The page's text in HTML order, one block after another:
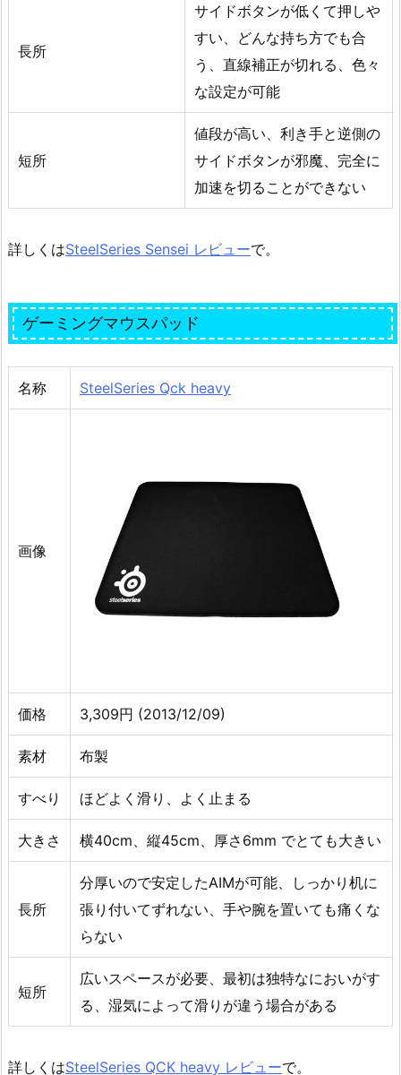
長所
サイドボタンが低くて押しや
すい、どんな持ち方でも合
う、直線補正が切れる、色々
な設定が可能
短所
値段が高い、利き手と逆側の
サイドボタンが邪魔、完全に
加速を切ることができない
詳しくはSteelSeries Sensei レビューで。
ゲーミングマウスパッド
名称 SteelSeries Qck heavy
画像
価格 3,309円 (2013/12/09)
素材 布製
すべり ほどよく滑り、よく止まる
大きさ 横40cm、縦45cm、厚さ6mm でとても大きい
長所
分厚いので安定したAIMが可能、しっかり机に
張り付いてずれない、手や腕を置いても痛くな
らない
短所
広いスペースが必要、最初は独特なにおいがす
る、湿気によって滑りが違う場合がある
詳しくはSteelSeries QCK heavy レビューで。